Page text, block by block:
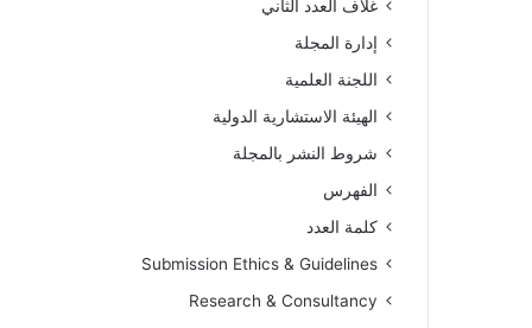
غلاف العدد الثاني
إدارة المجلة
اللجنة العلمية
الهيئة الاستشارية الدولية
شروط النشر بالمجلة
الفهرس
كلمة العدد
Submission Ethics & Guidelines
Research & Consultancy